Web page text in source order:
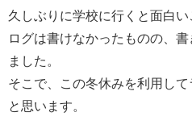
久しぶりに学校に行くと面白
ログは書けなかったものの、
ました。
そこで、この冬休みを利用し
と思います。